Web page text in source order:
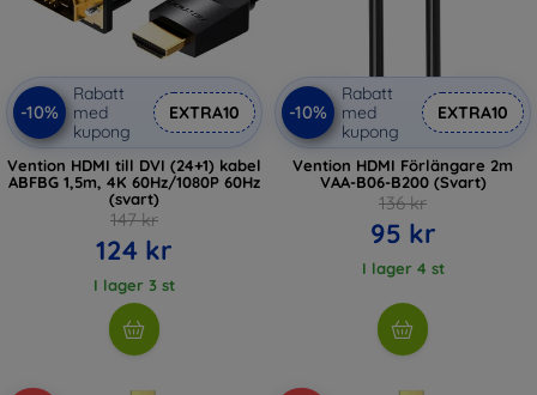
-10%
Rabatt
med
kupong
EXTRA10
Vention HDMI till DVI (24+1) kabel
ABFBG 1,5m, 4K 60Hz/1080P 60Hz
(svart)
147 kr
124 kr
I lager 3 st
-10%
Rabatt
med
kupong
EXTRA10
Vention HDMI Förlängare 2m
VAA-B06-B200 (Svart)
136 kr
95 kr
I lager 4 st